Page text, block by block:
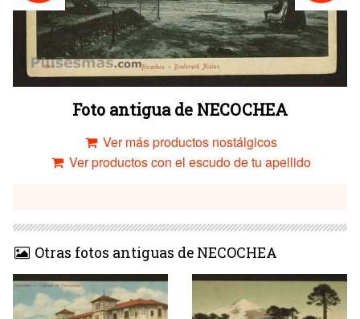
Foto antigua de NECOCHEA
Ver más productos nostálgicos
Ver productos con el escudo de tu apellido
Otras fotos antiguas de NECOCHEA